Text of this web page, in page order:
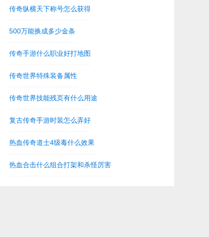
传奇纵横天下称号怎么获得
500万能换成多少金条
传奇手游什么职业好打地图
传奇世界特殊装备属性
传奇世界技能残页有什么用途
复古传奇手游时装怎么弄好
热血传奇道士4级毒什么效果
热血合击什么组合打架和杀怪厉害